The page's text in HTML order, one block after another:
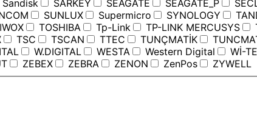
Sandisk SARKEY SEAGATE SEAGATE_P
SUNLUX Supermicro SYNOLOGY
TOSHIBA Tp-Link TP-LINK MERCUSYS
TSC TSCAN TTEC TUNÇMATİK
W.DIGITAL WESTA Western Digital Wİ-
ZEBEX ZEBRA ZENON ZenPos ZYWELL